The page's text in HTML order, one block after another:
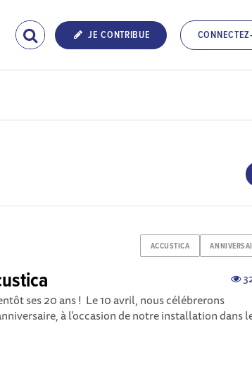
JE CONTRIBUE
ACCUSTICA
ses 20 ans ! Le 10 avril, nous célébrerons
à l’occasion de notre installation dans